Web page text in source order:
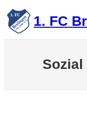
Zum
Inhalt
springen 1. FC
Sozial